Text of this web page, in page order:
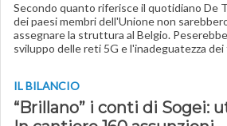
Secondo quanto riferisce il quotidiano De
dei paesi membri dell'Unione non
assegnare la struttura al Belgio.
sviluppo delle reti 5G e l'inadeguatezza
IL BILANCIO
“Brillano” i conti di Sogei: